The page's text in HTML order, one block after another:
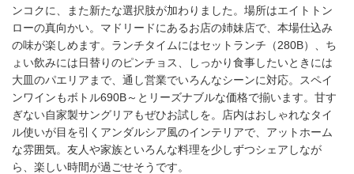
ンコクに、また新たな選択肢が加わりました。場所はエイトトン
ローの真向かい。マドリードにあるお店の姉妹店で、本場仕込み
の味が楽しめます。ランチタイムにはセットランチ（280B）、ち
ょい飲みには日替りのピンチョス、しっかり食事したいときには
大皿のパエリアまで、通し営業でいろんなシーンに対応。スペイ
ンワインもボトル690B～とリーズナブルな価格で揃います。甘す
ぎない自家製サングリアもぜひお試しを。店内はおしゃれなタイ
ル使いが目を引くアンダルシア風のインテリアで、アットホーム
な雰囲気。友人や家族といろんな料理を少しずつシェアしなが
ら、楽しい時間が過ごせそうです。